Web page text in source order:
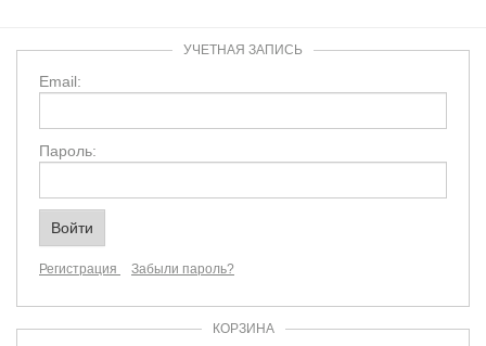
УЧЕТНАЯ ЗАПИСЬ
Email:
Пароль:
Регистрация Забыли пароль?
КОРЗИНА